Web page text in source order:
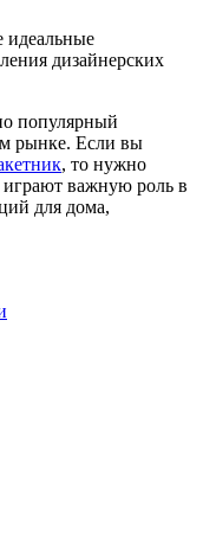
идеальные
дизайнерских
популярный
рынке. Если вы
, то нужно
играют важную роль в
для дома,